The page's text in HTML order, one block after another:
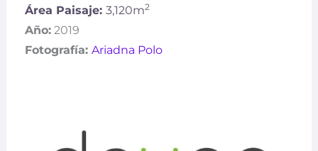
Área Paisaje: 3,120m2
Año:2019
Fotografía: Ariadna Polo